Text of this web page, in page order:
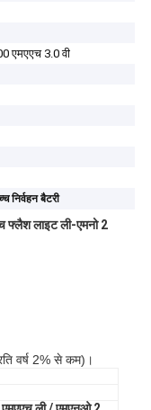
एमएएच 3.0 वी
निर्वहन बैटरी
फ्लैश लाइट ली-एमनो 2
वर्ष 2% से कम)।